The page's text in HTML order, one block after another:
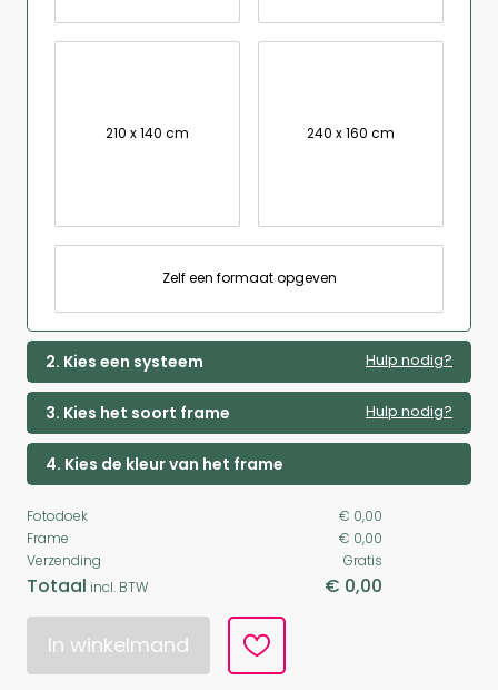
210 x 140 cm 240 x 160 cm
Zelf een formaat opgeven
2. Kies een systeem Hulp nodig?
3. Kies het soort frame Hulp nodig?
4. Kies de kleur van het frame
Fotodoek
€ 0,00
Frame
€ 0,00
Verzending
Gratis
Totaal incl. BTW € 0,00
In winkelmand